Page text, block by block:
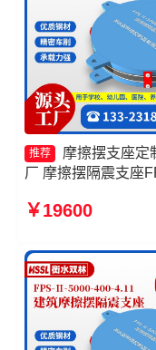
推荐
摩擦摆支座定
厂 摩擦摆隔震支座
震支座FPSII-7000-
￥19600